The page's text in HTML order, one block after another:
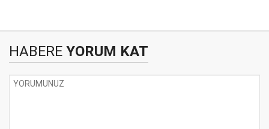
HABERE YORUM KAT